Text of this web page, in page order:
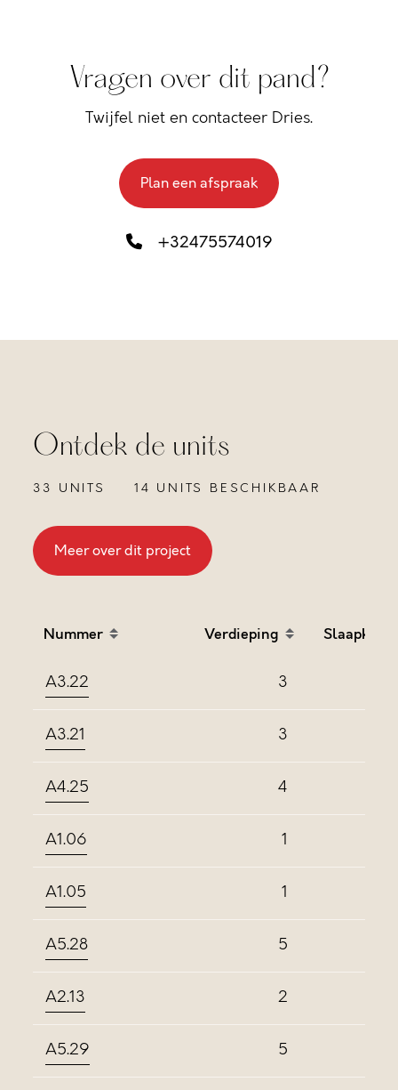
Vragen over dit pand?
Twijfel niet en contacteer Dries.
Plan een afspraak
+32475574019
Ontdek de units
33 UNITS 14 UNITS BESCHIKBAAR
Meer over dit project
Nummer
Sort table by Nummer in descending order
Verdieping
Sort table by
A3.22 3
A3.21 3
A4.25 4
A1.06 1
A1.05 1
A5.28 5
A2.13 2
A5.29 5